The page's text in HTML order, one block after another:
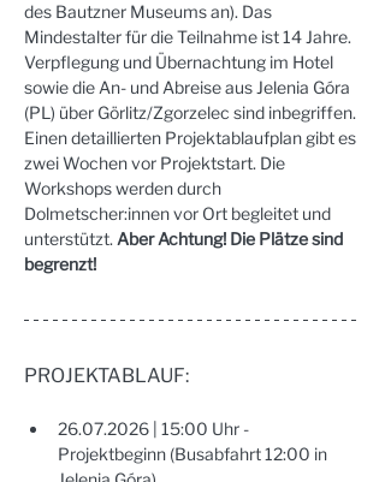
des Bautzner Museums an). Das
Mindestalter für die Teilnahme ist 14 Jahre.
Verpflegung und Übernachtung im Hotel
sowie die An- und Abreise aus Jelenia Góra
(PL) über Görlitz/Zgorzelec sind inbegriffen.
Einen detaillierten Projektablaufplan gibt es
zwei Wochen vor Projektstart. Die
Workshops werden durch
Dolmetscher:innen vor Ort begleitet und
unterstützt. Aber Achtung! Die Plätze sind
begrenzt!
PROJEKTABLAUF:
26.07.2026 | 15:00 Uhr -
Projektbeginn (Busabfahrt 12:00 in